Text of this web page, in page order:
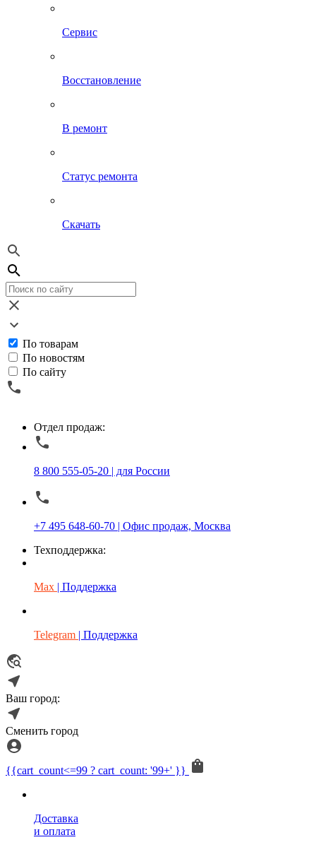
Сервис
Восстановление
В ремонт
Статус ремонта
Скачать
По товарам
По новостям
По сайту
Отдел продаж:
8 800 555-05-20 | для России
+7 495 648-60-70 | Офис продаж, Москва
Техподдержка:
Max | Поддержка
Telegram | Поддержка
Ваш город:
Сменить город
{{cart_count<=99 ? cart_count: '99+' }}
Доставка
и оплата